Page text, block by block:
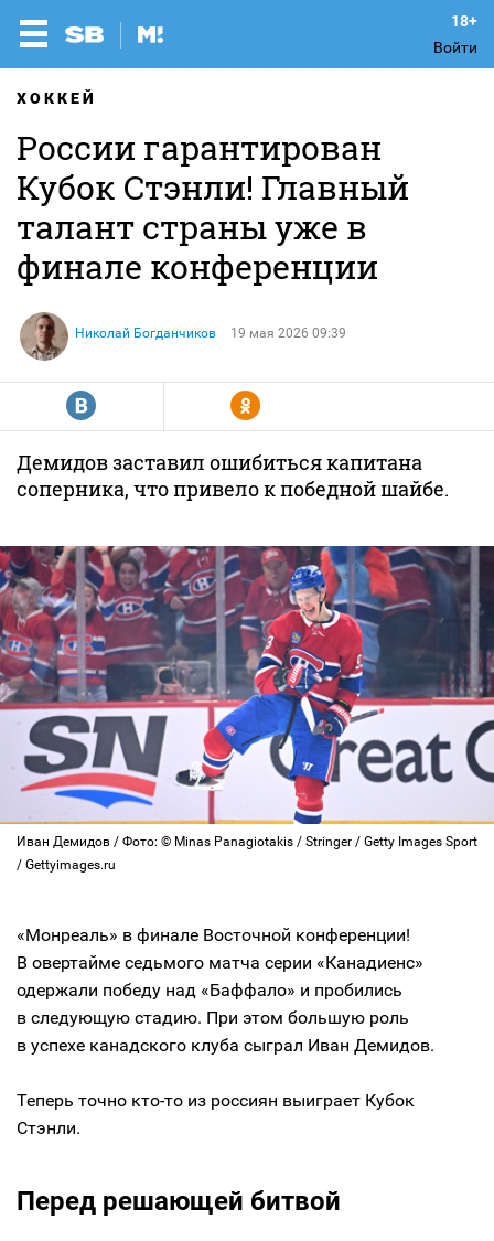
Войти
ХОККЕЙ
России гарантирован
Кубок Стэнли! Главный
талант страны уже в
финале конференции
Николай Богданчиков 19 мая 2026 09:39
R Y
Демидов заставил ошибиться капитана
соперника, что привело к победной шайбе.
Иван Демидов / Фото: © Minas Panagiotakis / Stringer / Getty Images Sport
/ Gettyimages.ru
«Монреаль» в финале Восточной конференции!
В овертайме седьмого матча серии «Канадиенс»
одержали победу над «Баффало» и пробились
в следующую стадию. При этом большую роль
в успехе канадского клуба сыграл Иван Демидов.
Теперь точно кто-то из россиян выиграет Кубок
Стэнли.
Перед решающей битвой